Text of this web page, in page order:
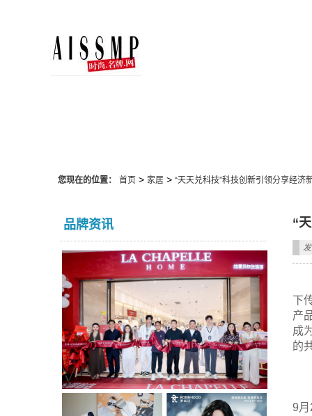
您现在的位置： 首页> 家居> “天天兑科技”科技创新引领分享经济
品牌资讯 “
下
产
成
的
9月